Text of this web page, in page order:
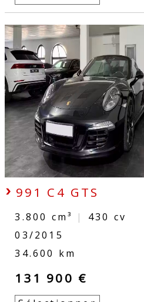
991 C4 GTS
3.800 cm³ | 430 cv
03/2015
34.600 km
131 900 €